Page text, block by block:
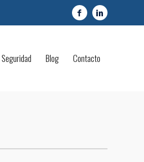
Blog Contacto